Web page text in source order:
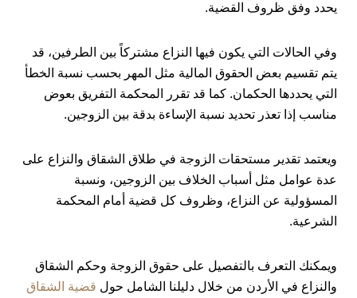
يحدد وفق ظروف القضية.
وفي الحالات التي يكون فيها النزاع مشتركاً بين الطرفين، قد
يتم تقسيم بعض الحقوق المالية مثل المهر بحسب نسبة الخطأ
التي يحددها الحكمان. كما قد تقرر المحكمة التفريق بعوض
مناسب إذا تعذر تحديد نسبة الإساءة بدقة بين الزوجين.
ويعتمد تقدير مستحقات الزوجة في طلاق الشقاق والنزاع على
عدة عوامل مثل أسباب الخلاف بين الزوجين، ونسبة
المسؤولية عن النزاع، وظروف كل قضية أمام المحكمة
الشرعية.
ويمكنك التعرف بالتفصيل على حقوق الزوجة وحكم الشقاق
والنزاع في الأردن من خلال دليلنا الشامل حول قضية الشقاق